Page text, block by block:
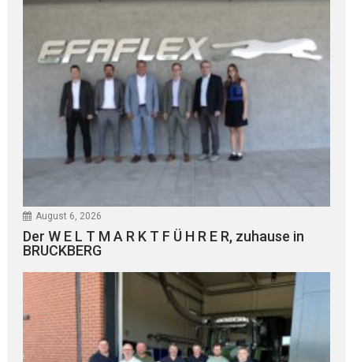
August 6, 2026
Der W E L T M A R K T F Ü H R E R, zuhause in
BRUCKBERG